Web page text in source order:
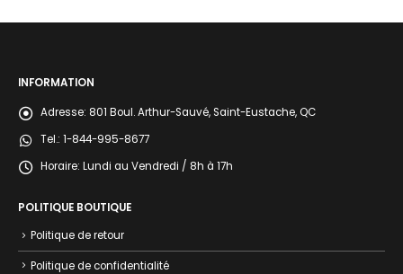
INFORMATION
Adresse: 801 Boul. Arthur-Sauvé, Saint-Eustache, QC
Tel.: 1-844-995-8677
Horaire: Lundi au Vendredi / 8h à 17h
POLITIQUE BOUTIQUE
Politique de retour
Politique de confidentialité